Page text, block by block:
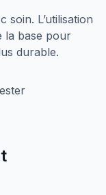
soin. L’utilisation
la base pour
durable.